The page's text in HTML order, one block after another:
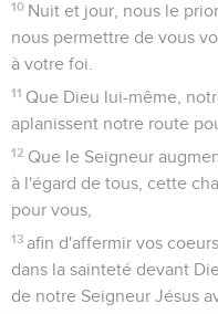
Pour ce qui est des
besoin, frères, qu'on vous
2 Car vous savez bien
viendra comme un voleur
3 Quand les hommes
soudaine les surprendra,
l'enfantement
n'échapperont point.
Mais vous, frères, vous
que ce jour vous